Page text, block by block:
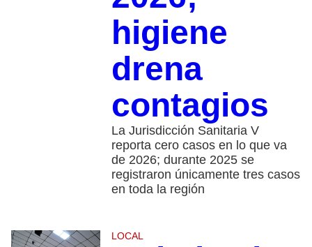
higiene
drena
contagios
La Jurisdicción Sanitaria V
reporta cero casos en lo que va
de 2026; durante 2025 se
registraron únicamente tres casos
en toda la región
LOCAL